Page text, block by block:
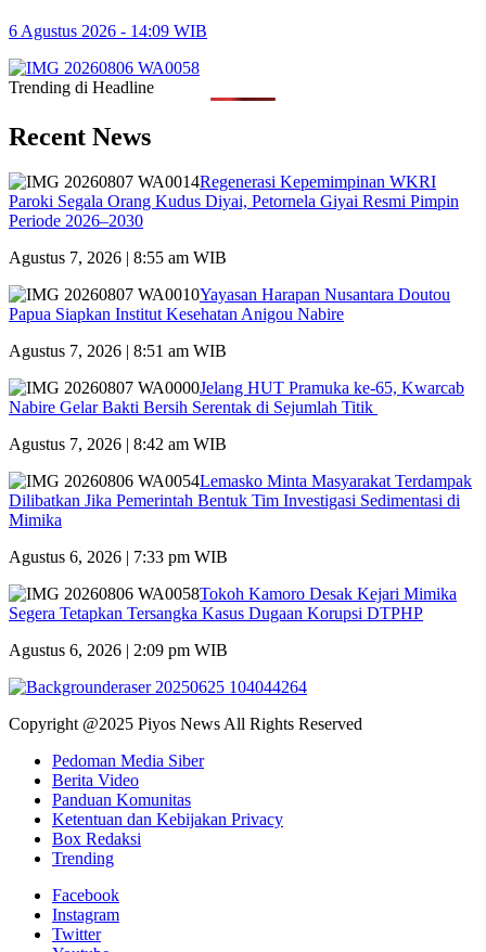
6 Agustus 2026 - 14:09 WIB
Trending di Headline
Recent News
Regenerasi Kepemimpinan WKRI
Paroki Segala Orang Kudus Diyai, Petornela Giyai Resmi Pimpin
Periode 2026–2030
Agustus 7, 2026 | 8:55 am WIB
Yayasan Harapan Nusantara Doutou
Papua Siapkan Institut Kesehatan Anigou Nabire
Agustus 7, 2026 | 8:51 am WIB
Jelang HUT Pramuka ke-65, Kwarcab
Nabire Gelar Bakti Bersih Serentak di Sejumlah Titik
Agustus 7, 2026 | 8:42 am WIB
Lemasko Minta Masyarakat Terdampak
Dilibatkan Jika Pemerintah Bentuk Tim Investigasi Sedimentasi di
Mimika
Agustus 6, 2026 | 7:33 pm WIB
Tokoh Kamoro Desak Kejari Mimika
Segera Tetapkan Tersangka Kasus Dugaan Korupsi DTPHP
Agustus 6, 2026 | 2:09 pm WIB
Copyright @2025 Piyos News All Rights Reserved
Pedoman Media Siber
Berita Video
Panduan Komunitas
Ketentuan dan Kebijakan Privacy
Box Redaksi
Trending
Facebook
Instagram
Twitter